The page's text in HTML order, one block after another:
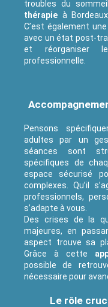
troubles du
thérapie à
C’est également
avec un état post-
et réorganiser
professionnelle.
Pensons
adultes par un
séances sont
spécifiques de
espace sécurisé
complexes. Qu’il
professionnels,
s’adapte à vous.
Des crises de la
majeures, en
aspect trouve sa
Grâce à cette
possible de
nécessaire pour
Le rôle